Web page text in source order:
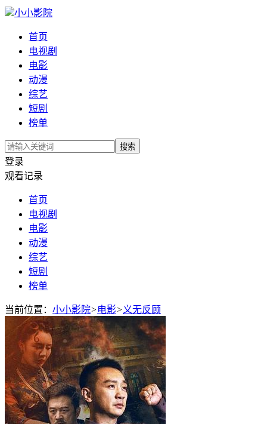
小小影院
首页
电视剧
电影
动漫
综艺
短剧
榜单
搜索
登录
观看记录
首页
电视剧
电影
动漫
综艺
短剧
榜单
当前位置： 小小影院>电影>义无反顾